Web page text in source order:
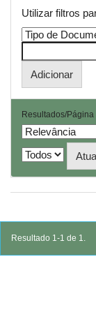
Utilizar filtros
Resultados/Página
Resultado 1-1 de 1.